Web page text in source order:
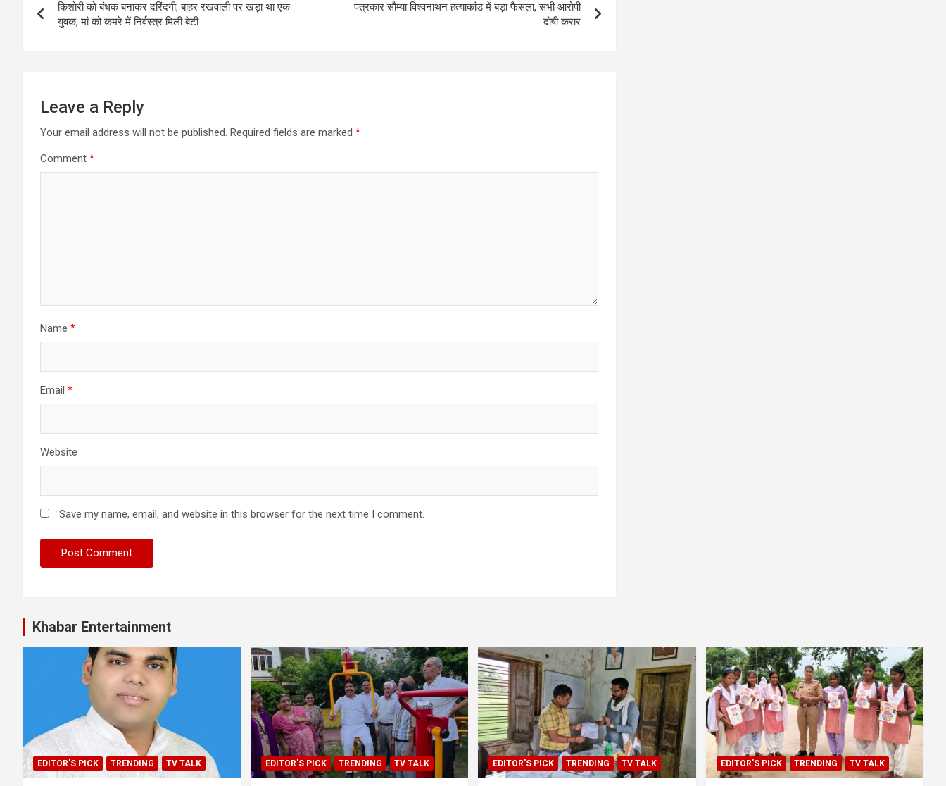
navigation
किशोरी को बंधक बनाकर दरिंदगी, बाहर रखवाली पर खड़ा था एक
युवक, मां को कमरे में निर्वस्त्र मिली बेटी
पत्रकार सौम्या विश्वनाथन हत्याकांड में बड़ा फैसला, सभी आरोपी
दोषी करार
Leave a Reply
Your email address will not be published. Required fields are marked *
Comment *
Name *
Email *
Website
Save my name, email, and website in this browser for the next time I comment.
Khabar Entertainment
EDITOR'S PICK TRENDING TV TALK EDITOR'S PICK TRENDING TV TALK EDITOR'S PICK TRENDING TV TALK EDITOR'S PICK TRENDING TV TALK